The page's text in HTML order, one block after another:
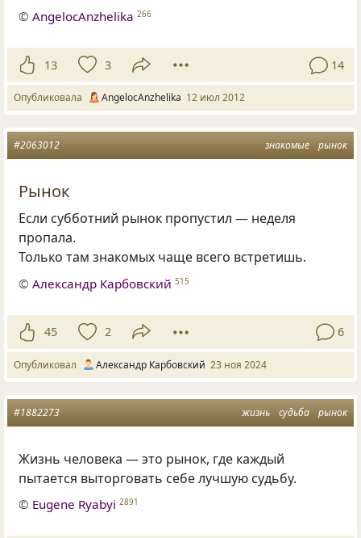
©AngelocAnzhelika 266
13 3 14
Опубликовала AngelocAnzhelika 12 июл 2012
знакомые рынок
#2063012
Рынок
Если субботний рынок пропустил — неделя
пропала.
Только там знакомых чаще всего встретишь.
©Александр Карбовский 515
45 2 6
Опубликовал Александр Карбовский 23 ноя 2024
жизнь судьба рынок
#1882273
Жизнь человека — это рынок, где каждый
пытается выторговать себе лучшую судьбу.
© Eugene Ryabyi 2891